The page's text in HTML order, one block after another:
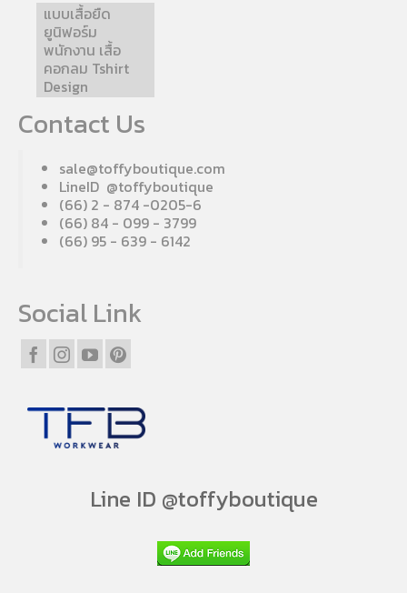
แบบเสื้อยืด
ยูนิฟอร์ม
พนักงาน เสื้อ
คอกลม Tshirt
Design
Contact Us
sale@toffyboutique.com
LineID @toffyboutique
(66) 2 - 874 -0205-6
(66) 84 - 099 - 3799
(66) 95 - 639 - 6142
Social Link
Line ID @toffyboutique